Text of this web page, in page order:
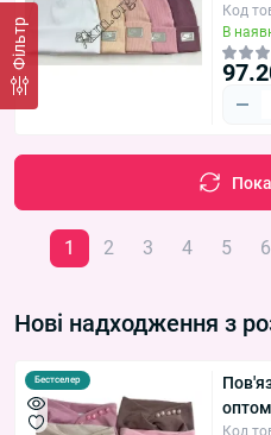
Фільтр
Код
В
1 2 3 4 5 6
Нові надходження з
Бестселер